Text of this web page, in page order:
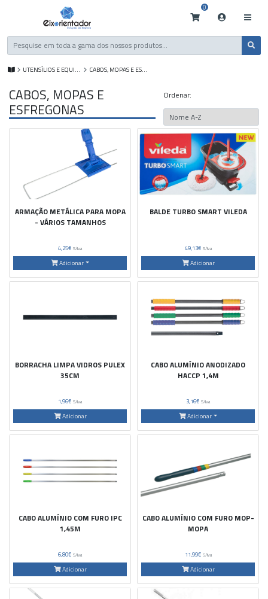
0
UTENSÍLIOS E EQUIP. DE LIMPEZA CABOS, MOPAS E ESFREGONAS
CABOS, MOPAS E
ESFREGONAS
Ordenar:
ARMAÇÃO METÁLICA PARA MOPA
- VÁRIOS TAMANHOS
4,25€ S/Iva
Adicionar
BALDE TURBO SMART VILEDA
49,13€ S/Iva
Adicionar
BORRACHA LIMPA VIDROS PULEX
35CM
1,96€ S/Iva
Adicionar
CABO ALUMÍNIO ANODIZADO
HACCP 1,4M
3,16€ S/Iva
Adicionar
CABO ALUMÍNIO COM FURO IPC
1,45M
6,80€ S/Iva
Adicionar
CABO ALUMÍNIO COM FURO MOP-
MOPA
11,99€ S/Iva
Adicionar